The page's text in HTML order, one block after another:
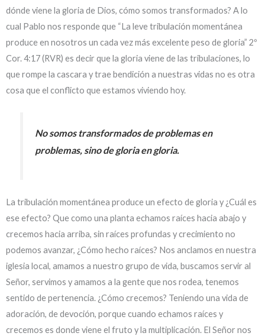
dónde viene la gloria de Dios, cómo somos transformados? A lo
cual Pablo nos responde que “La leve tribulación momentánea
produce en nosotros un cada vez más excelente peso de gloria” 2º
Cor. 4:17 (RVR) es decir que la gloria viene de las tribulaciones, lo
que rompe la cascara y trae bendición a nuestras vidas no es otra
cosa que el conflicto que estamos viviendo hoy.
No somos transformados de problemas en
problemas, sino de gloria en gloria.
La tribulación momentánea produce un efecto de gloria y ¿Cuál es
ese efecto? Que como una planta echamos raíces hacia abajo y
crecemos hacia arriba, sin raíces profundas y crecimiento no
podemos avanzar, ¿Cómo hecho raíces? Nos anclamos en nuestra
iglesia local, amamos a nuestro grupo de vida, buscamos servir al
Señor, servimos y amamos a la gente que nos rodea, tenemos
sentido de pertenencia. ¿Cómo crecemos? Teniendo una vida de
adoración, de devoción, porque cuando echamos raíces y
crecemos es donde viene el fruto y la multiplicación. El Señor nos